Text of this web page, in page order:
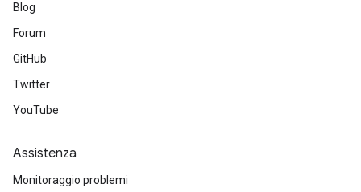
Blog
Forum
GitHub
Twitter
YouTube
Assistenza
Monitoraggio problemi